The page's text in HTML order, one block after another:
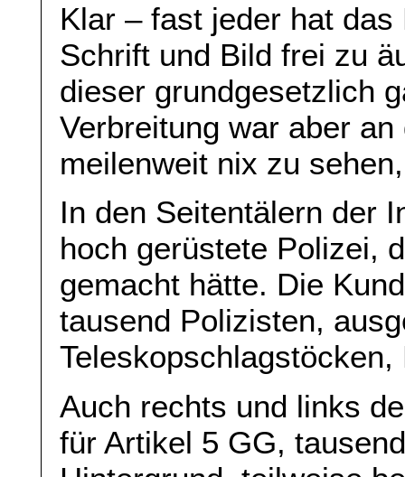
Klar – fast jeder hat
Schrift und Bild frei zu
dieser grundgesetzlich
Verbreitung war aber
meilenweit nix zu
In den Seitentälern der
hoch gerüstete Polizei,
gemacht hätte. Die
tausend Polizisten,
Auch rechts und links
für Artikel 5 GG,